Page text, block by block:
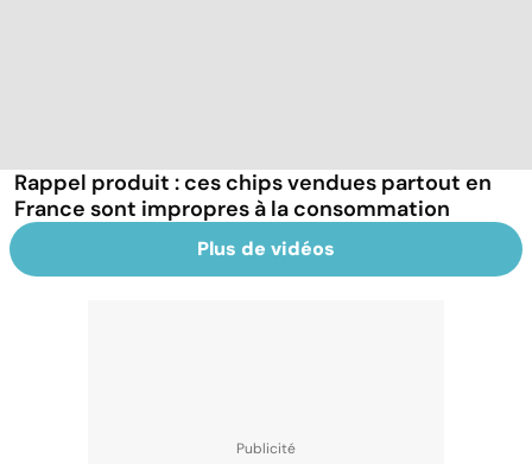
Rappel produit : ces chips vendues partout en
France sont impropres à la consommation
Plus de vidéos